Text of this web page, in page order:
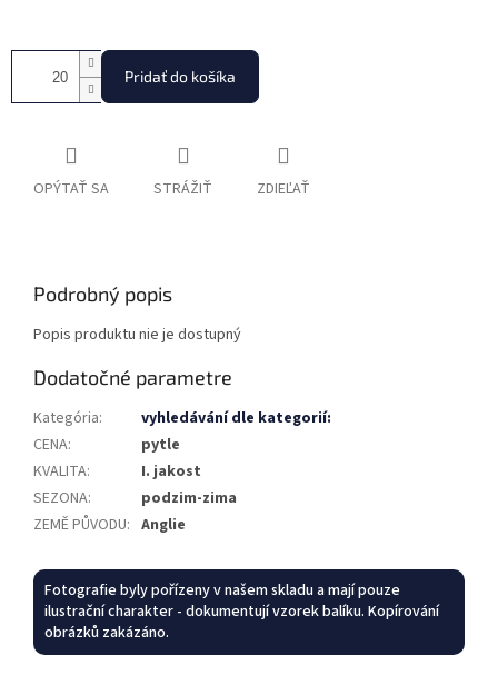
Pridať do košíka
OPÝTAŤ SA STRÁŽIŤ ZDIEĽAŤ
Podrobný popis
Popis produktu nie je dostupný
Dodatočné parametre
Kategória:
vyhledávání dle kategorií:
CENA:
pytle
KVALITA:
I. jakost
SEZONA:
podzim-zima
ZEMĚ PŮVODU: Anglie
Fotografie byly pořízeny v našem skladu a mají pouze
ilustrační charakter - dokumentují vzorek balíku. Kopírování
obrázků zakázáno.